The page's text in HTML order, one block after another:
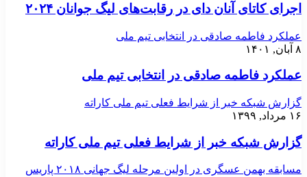
اجرای کاتای آنان دای در رقابت‌های لیگ جوانان ۲۰۲۴
عملکرد فاطمه صادقی در انتخابی تیم ملی
۸ آبان, ۱۴۰۱
عملکرد فاطمه صادقی در انتخابی تیم ملی
گزارش شبکه خبر از شرایط فعلی تیم ملی کاراته
۱۶ مرداد, ۱۳۹۹
گزارش شبکه خبر از شرایط فعلی تیم ملی کاراته
مسابقه بهمن عسگری در اولین مرحله لیگ جهانی ۲۰۱۸ پاریس